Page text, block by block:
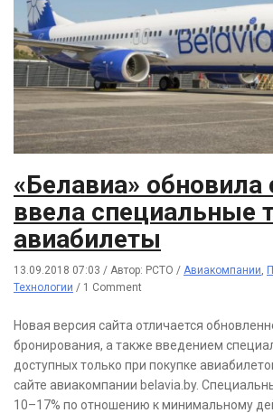
«Белавиа» обновила
ввела специальные
авиабилеты
13.09.2018 07:03 / Автор: РСТО / Авиакомпании,
Технологии / 1 Comment
Новая версия сайта отличается
бронирования, а также введением
доступных только при покупке
сайте авиакомпании belavia.by.
10–17% по отношению к минимальному